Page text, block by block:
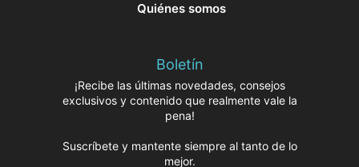
Quiénes somos
Boletín
¡Recibe las últimas novedades, consejos
exclusivos y contenido que realmente vale la
pena!
Suscríbete y mantente siempre al tanto de lo
mejor.